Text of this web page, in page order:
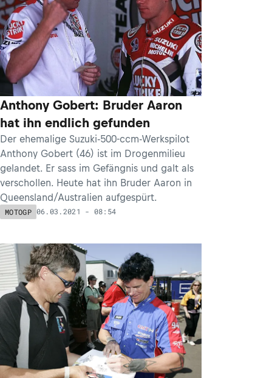
Anthony Gobert: Bruder Aaron
hat ihn endlich gefunden
Der ehemalige Suzuki-500-ccm-Werkspilot
Anthony Gobert (46) ist im Drogenmilieu
gelandet. Er sass im Gefängnis und galt als
verschollen. Heute hat ihn Bruder Aaron in
Queensland/Australien aufgespürt.
MOTOGP 06.03.2021 - 08:54